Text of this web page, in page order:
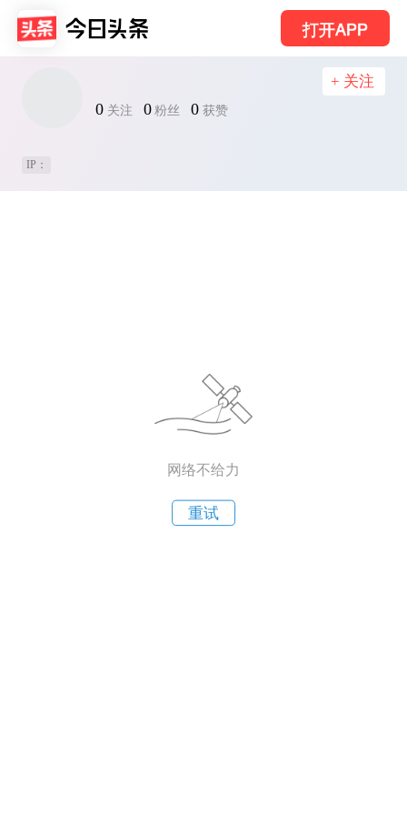
打开APP
0 关注 0 粉丝 0 获赞
+ 关注
IP：
网络不给力
重试